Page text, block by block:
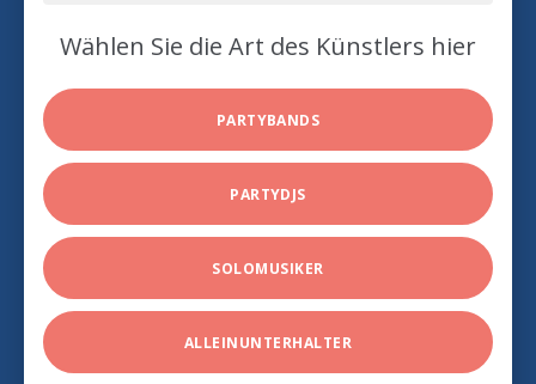
Wählen Sie die Art des Künstlers hier
PARTYBANDS
PARTYDJS
SOLOMUSIKER
ALLEINUNTERHALTER